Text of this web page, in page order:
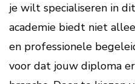
je wilt specialiseren in
academie biedt niet
en professionele
voor dat jouw diploma